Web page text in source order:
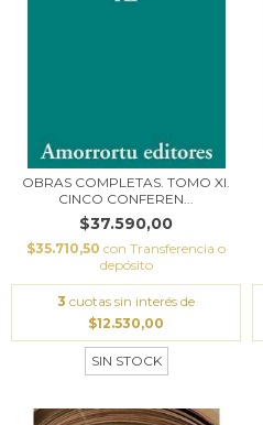
OBRAS COMPLETAS. TOMO XI.
CINCO CONFEREN...
$37.590,00
$35.710,50 con Transferencia o
depósito
3 cuotas sin interés de
$12.530,00
SIN STOCK